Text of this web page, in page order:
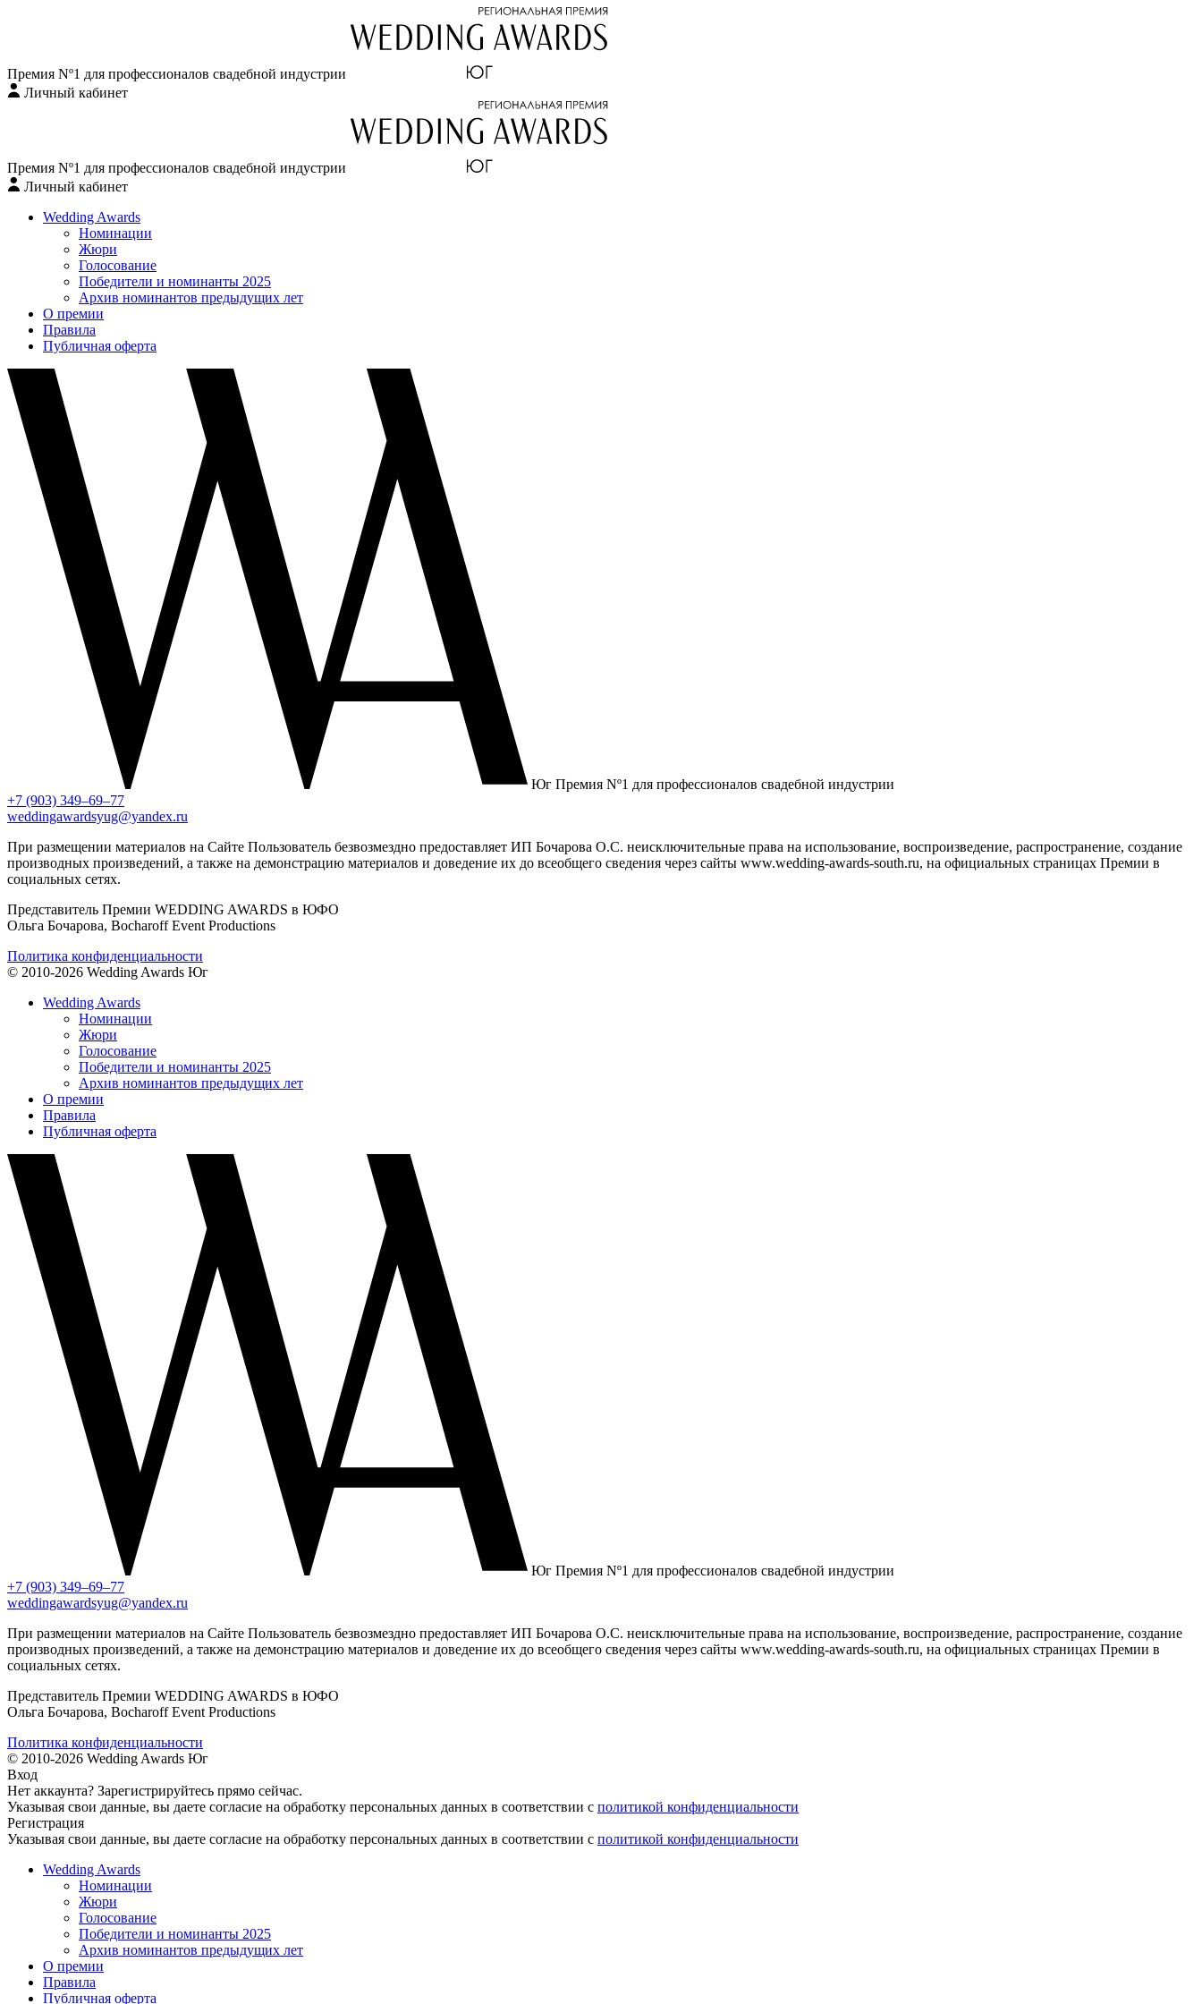
Премия Nº1 для профессионалов свадебной индустрии
Личный кабинет
Премия Nº1 для профессионалов свадебной индустрии
Личный кабинет
Wedding Awards
Номинации
Жюри
Голосование
Победители и номинанты 2025
Архив номинантов предыдущих лет
О премии
Правила
Публичная оферта
Юг Премия Nº1 для профессионалов свадебной индустрии
+7 (903) 349–69–77
weddingawardsyug@yandex.ru
При размещении материалов на Сайте Пользователь безвозмездно предоставляет ИП Бочарова О.С. неисключительные права на использование, воспроизведение, распространение, создание
производных произведений, а также на демонстрацию материалов и доведение их до всеобщего сведения через сайты www.wedding-awards-south.ru, на официальных страницах Премии в
социальных сетях.
Представитель Премии WEDDING AWARDS в ЮФО
Ольга Бочарова, Bocharoff Event Productions
Политика конфиденциальности
© 2010-2026 Wedding Awards Юг
Wedding Awards
Номинации
Жюри
Голосование
Победители и номинанты 2025
Архив номинантов предыдущих лет
О премии
Правила
Публичная оферта
Юг Премия Nº1 для профессионалов свадебной индустрии
+7 (903) 349–69–77
weddingawardsyug@yandex.ru
При размещении материалов на Сайте Пользователь безвозмездно предоставляет ИП Бочарова О.С. неисключительные права на использование, воспроизведение, распространение, создание
производных произведений, а также на демонстрацию материалов и доведение их до всеобщего сведения через сайты www.wedding-awards-south.ru, на официальных страницах Премии в
социальных сетях.
Представитель Премии WEDDING AWARDS в ЮФО
Ольга Бочарова, Bocharoff Event Productions
Политика конфиденциальности
© 2010-2026 Wedding Awards Юг
Вход
Нет аккаунта? Зарегистрируйтесь прямо сейчас.
Указывая свои данные, вы даете согласие на обработку персональных данных в соответствии с политикой конфиденциальности
Регистрация
Указывая свои данные, вы даете согласие на обработку персональных данных в соответствии с политикой конфиденциальности
Wedding Awards
Номинации
Жюри
Голосование
Победители и номинанты 2025
Архив номинантов предыдущих лет
О премии
Правила
Публичная оферта